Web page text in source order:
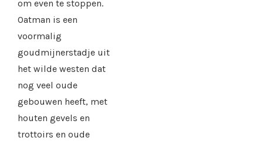
om even te stoppen.
Oatman is een
voormalig
goudmijnerstadje uit
het wilde westen dat
nog veel oude
gebouwen heeft, met
houten gevels en
trottoirs en oude